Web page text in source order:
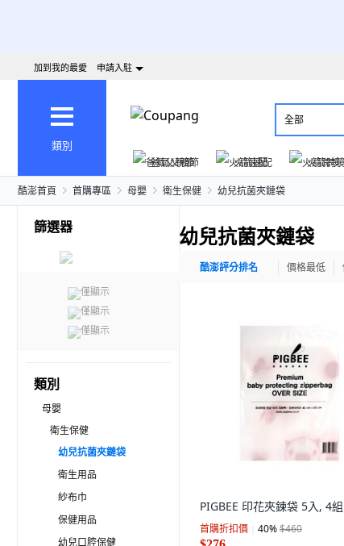
加到我的最愛 申請入駐
類別
全部
爸氣父親節
火箭速配 火箭跨
酷澎首頁 首購專區 母嬰 衛生保健 幼兒抗菌夾鏈袋
篩選器
僅顯示
僅顯示
僅顯示
類別
母嬰
衛生保健
幼兒抗菌夾鏈袋
衛生用品
紗布巾
保健用品
幼兒口腔保健
幼兒抗菌夾鏈袋
酷澎評分排名 價格最低
PIGBEE 印花夾鍊袋 5入, 4組
首購折扣價 40%$460